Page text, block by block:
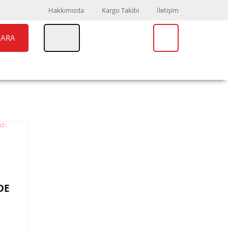
Hakkımızda Kargo Takibi İletişim
ARA